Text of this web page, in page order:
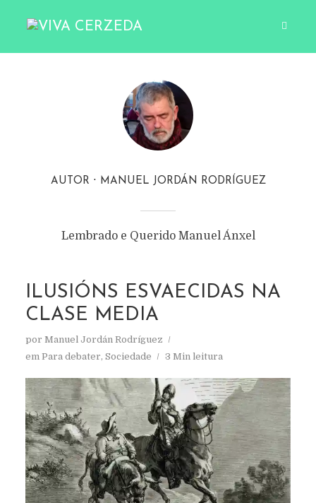
AUTOR MANUEL JORDÁN RODRÍGUEZ
Lembrado e Querido Manuel Ánxel
ILUSIÓNS ESVAECIDAS NA
CLASE MEDIA
por Manuel Jordán Rodríguez
em Para debater, Sociedade 3 Min leitura